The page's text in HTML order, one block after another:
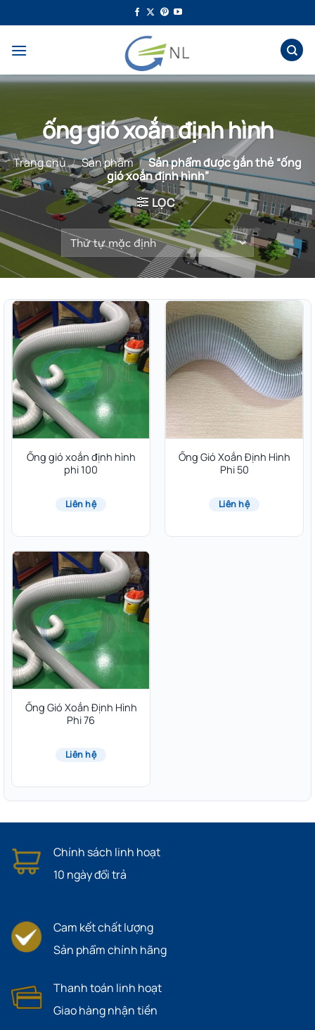
qua
dung
ống gió xoắn định hình
Trang chủ / Sản phẩm / Sản phẩm được gắn thẻ “ống
gió xoắn định hình”
LỌC
Ống gió xoắn định hình
phi 100
Liên hệ
Ống Gió Xoắn Định Hình
Phi 50
Liên hệ
Ống Gió Xoắn Định Hình
Phi 76
Liên hệ
Chính sách linh hoạt
10 ngày đổi trả
Cam kết chất lượng
Sản phẩm chính hãng
Thanh toán linh hoạt
Giao hàng nhận tiền